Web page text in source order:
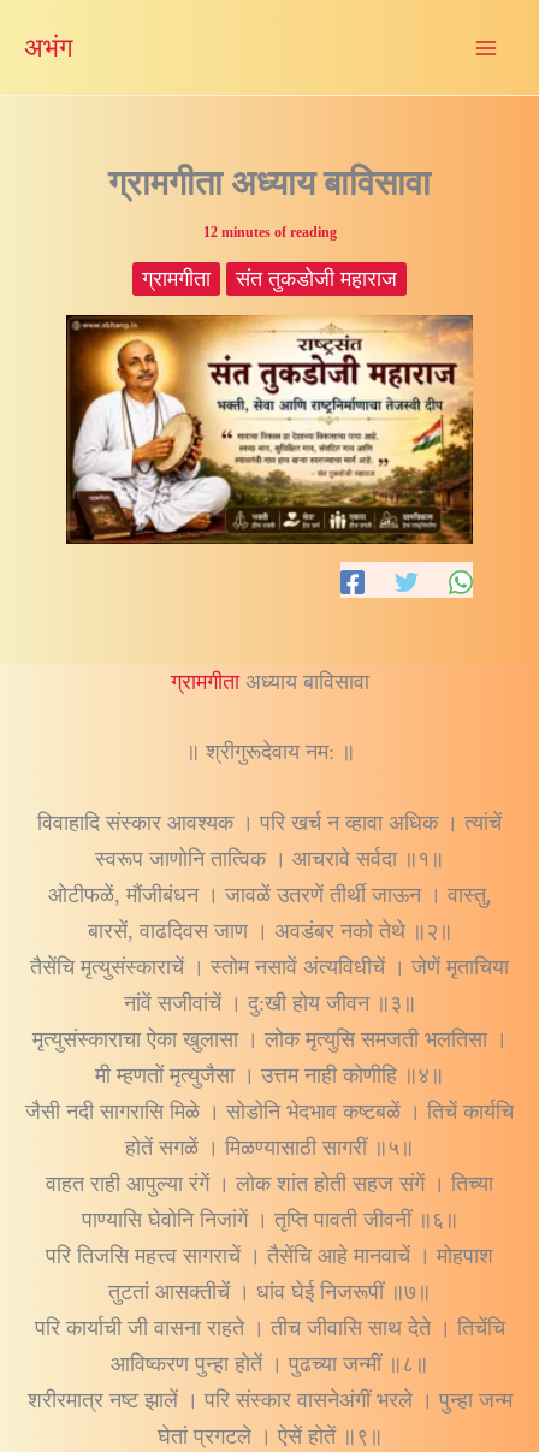
content
अभंग
ग्रामगीता अध्याय बाविसावा
12 minutes of reading
ग्रामगीता संत तुकडोजी महाराज
ग्रामगीता अध्याय बाविसावा
॥ श्रीगुरूदेवाय नम: ॥
विवाहादि संस्कार आवश्यक । परि खर्च न व्हावा अधिक । त्यांचें
स्वरूप जाणोनि तात्विक । आचरावे सर्वदा ॥१॥
ओटीफळें, मौंजीबंधन । जावळें उतरणें तीर्थी जाऊन । वास्तु,
बारसें, वाढदिवस जाण । अवडंबर नको तेथे ॥२॥
तैसेंचि मृत्युसंस्काराचें । स्तोम नसावें अंत्यविधीचें । जेणें मृताचिया
नांवें सजीवांचें । दु:खी होय जीवन ॥३॥
मृत्युसंस्काराचा ऐका खुलासा । लोक मृत्युसि समजती भलतिसा ।
मी म्हणतों मृत्युजैसा । उत्तम नाही कोणीहि ॥४॥
जैसी नदी सागरासि मिळे । सोडोनि भेदभाव कष्टबळें । तिचें कार्यचि
होतें सगळें । मिळण्यासाठी सागरीं ॥५॥
वाहत राही आपुल्या रंगें । लोक शांत होती सहज संगें । तिच्या
पाण्यासि घेवोनि निजांगें । तृप्ति पावती जीवनीं ॥६॥
परि तिजसि महत्त्व सागराचें । तैसेंचि आहे मानवाचें । मोहपाश
तुटतां आसक्तीचें । धांव घेई निजरूपीं ॥७॥
परि कार्याची जी वासना राहते । तीच जीवासि साथ देते । तिचेंचि
आविष्करण पुन्हा होतें । पुढच्या जन्मीं ॥८॥
शरीरमात्र नष्ट झालें । परि संस्कार वासनेअंगीं भरले । पुन्हा जन्म
घेतां प्रगटले । ऐसें होतें ॥९॥